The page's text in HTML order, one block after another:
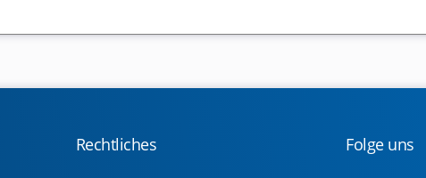
Rechtliches Folge uns